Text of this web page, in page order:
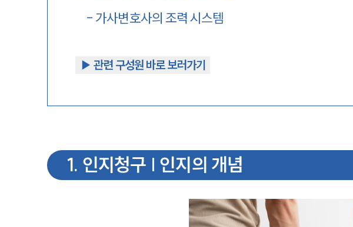
- 가사변호사의 조력 시스템
▶︎ 관련 구성원 바로 보러가기
1. 인지청구 | 인지의 개념